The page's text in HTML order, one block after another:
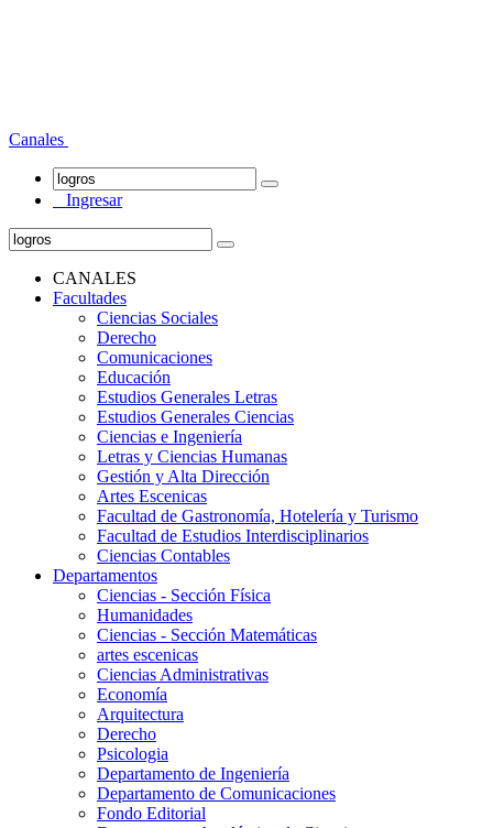
Canales
Ingresar
CANALES
Facultades
Ciencias Sociales
Derecho
Comunicaciones
Educación
Estudios Generales Letras
Estudios Generales Ciencias
Ciencias e Ingeniería
Letras y Ciencias Humanas
Gestión y Alta Dirección
Artes Escenicas
Facultad de Gastronomía, Hotelería y Turismo
Facultad de Estudios Interdisciplinarios
Ciencias Contables
Departamentos
Ciencias - Sección Física
Humanidades
Ciencias - Sección Matemáticas
artes escenicas
Ciencias Administrativas
Economía
Arquitectura
Derecho
Psicologia
Departamento de Ingeniería
Departamento de Comunicaciones
Fondo Editorial